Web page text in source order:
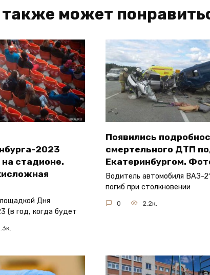
может
2023
стадионе.
Дня
(в год, когда будет
Появились
смертельного ДТП
Екатеринбургом.
Водитель автомобиля ВАЗ-
погиб при столкновении
0 2.2к.